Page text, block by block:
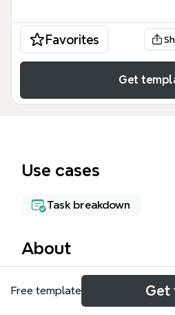
Favorites
Get
Use cases
Task breakdown
About
第57回日本小児腎臓病学会学
は、大規模な学術大会の運営
Free template Get